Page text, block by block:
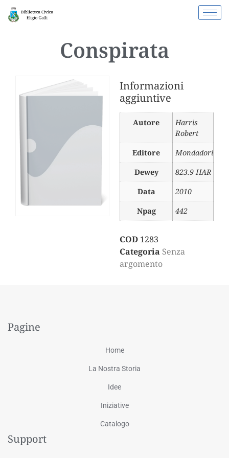
Conspirata
Informazioni
aggiuntive
Autore
Harris
Robert
Editore
Mondadori
Dewey
823.9 HAR
Data
2010
Npag
442
COD 1283
Categoria Senza
argomento
Pagine
Home
La Nostra Storia
Idee
Iniziative
Catalogo
Support